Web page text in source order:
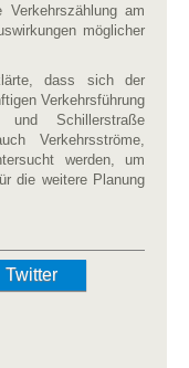
am
möglicher
dass sich der
Verkehrsführung
Schillerstraße
Verkehrsströme,
werden, um
die weitere Planung
Twitter